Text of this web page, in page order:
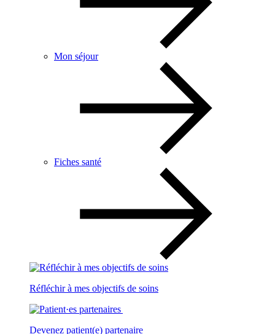
Mon séjour
Fiches santé
Réfléchir à mes objectifs de soins
Devenez patient(e) partenaire